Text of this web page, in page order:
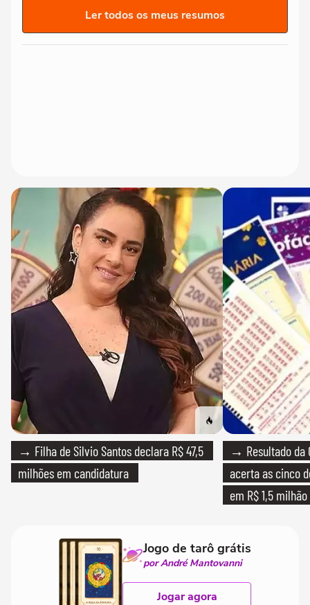
Ler todos os meus resumos
→ Filha de Silvio Santos declara R$ 47,5
milhões em candidatura
→ Resultado da
acerta as cinco
em R$ 1,5 milhão
Jogo de tarô grátis
por André Mantovanni
Jogar agora